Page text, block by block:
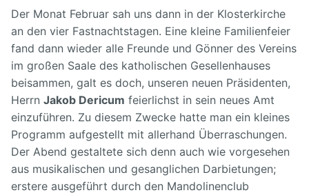
Der Monat Februar sah uns dann in der Klosterkirche
an den vier Fastnachtstagen. Eine kleine Familienfeier
fand dann wieder alle Freunde und Gönner des Vereins
im großen Saale des katholischen Gesellenhauses
beisammen, galt es doch, unseren neuen Präsidenten,
Herrn Jakob Dericum feierlichst in sein neues Amt
einzuführen. Zu diesem Zwecke hatte man ein kleines
Programm aufgestellt mit allerhand Überraschungen.
Der Abend gestaltete sich denn auch wie vorgesehen
aus musikalischen und gesanglichen Darbietungen;
erstere ausgeführt durch den Mandolinenclub